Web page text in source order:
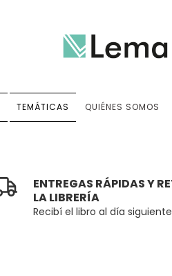
TEMÁTICAS QUIÉNES SOMOS
ENTREGAS RÁPIDAS Y
LA LIBRERÍA
Recibí el libro al día